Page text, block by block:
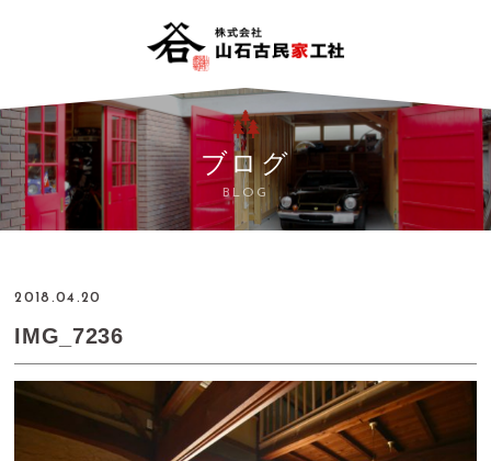
ブログ
BLOG
2018.04.20
IMG_7236